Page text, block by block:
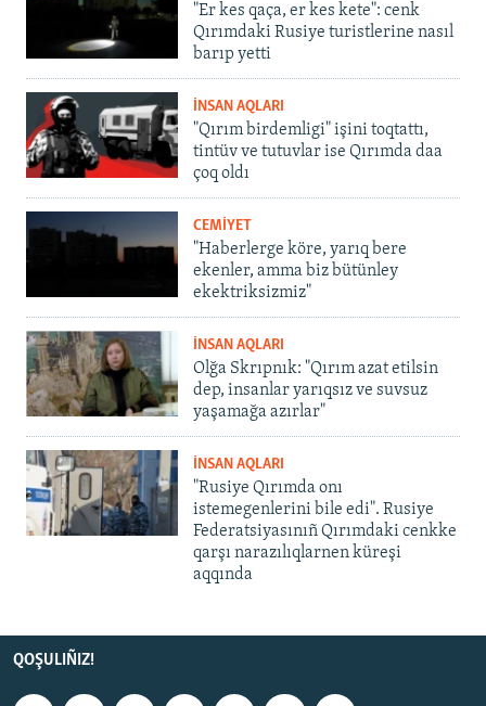
"Er kes qaça, er kes kete": cenk
Qırımdaki Rusiye turistlerine nasıl
barıp yetti
İNSAN AQLARI
"Qırım birdemligi" işini toqtattı,
tintüv ve tutuvlar ise Qırımda daa
çoq oldı
CEMİYET
"Haberlerge köre, yarıq bere
ekenler, amma biz bütünley
ekektriksizmiz"
İNSAN AQLARI
Olğa Skrıpnık: "Qırım azat etilsin
dep, insanlar yarıqsız ve suvsuz
yaşamağa azırlar"
İNSAN AQLARI
"Rusiye Qırımda onı
istemegenlerini bile edi". Rusiye
Federatsiyasınıñ Qırımdaki cenkke
qarşı narazılıqlarnen küreşi
aqqında
QOŞULIÑIZ!